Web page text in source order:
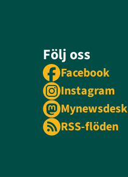
Följ oss
Facebook
Instagram
Mynewsdesk
RSS-flöden